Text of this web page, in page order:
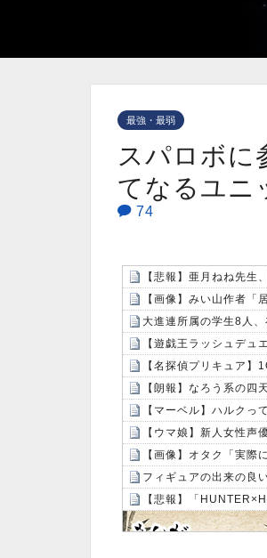
最強・最弱
スパロボに
てなるユニ
74
【悲報】亜月ねね先
大進連所属の学生8人
【名探偵プリキュア
【朗報】なろう系の四
【マーベル】ハルクっ
【ウマ娘】新人女性声
フィギュアの出来の良
【悲報】「